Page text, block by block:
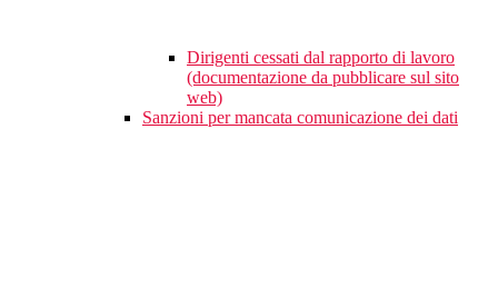
Dirigenti cessati dal rapporto di lavoro
(documentazione da pubblicare sul sito
web)
Sanzioni per mancata comunicazione dei dati